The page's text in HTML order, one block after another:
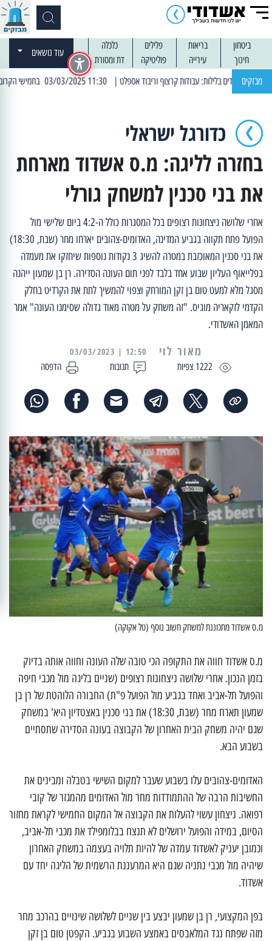
ביטחון בריאות פלילים
כלכלה
חינוך
עירייה פוליטיקה דת ומסורת
עוד נושאים
מבזקים | 11:30 03/03/2025 בחמישי הקרוב: הרחובות בהם תהיה הפסקת חשמל יזומה
כדורגל ישראלי
בחזרה לליגה: מ.ס אשדוד מארחת
את בני סכנין למשחק גורלי
אחרי שלושה ניצחונות רצופים בכל המסגרות כולל ה-4:2 ביום שלישי מול
הפועל פתח תקווה בגביע המדינה, האדומים-צהובים יארחו מחר (שבת, 18:30)
את בני סכנין המאוכזבת במטרה להשיג 3 נקודות נוספות שיחזקו את מעמדה
בפלייאוף העליון שבוע אחד בלבד לפני תום העונה הסדירה. רן בן שמעון ייהנה
מסגל מלא למעט טום בן זקן המורחק וצפוי להמשיך לתת את הקרדיט בחלק
הקדמי לזקאריה מוגיס. "זה משחק על מטרה מאוד גדולה שסימנו העונה" אמר
המאמן האשדודי.
1222 צפיות תגובות הדפסה
מאור לוי 12:50 | 03/03/2023
מ.ס אשדוד מתכוננת למשחק חשוב נוסף (טל אקוקה)
מ.ס אשדוד חווה את התקופה הכי טובה שלה העונה וחווה אותה בדיוק
בזמן הנכון. אחרי שלושה ניצחונות רצופים (שניים בליגה מול מכבי חיפה
והפועל תל-אביב ואחד בגביע מול הפועל פ"ת) החבורה הלוהטת של רן בן
שמעון תארח מחר (שבת, 18:30) את בני סכנין באצטדיון היא' במשחק
שגם יהיה משחק הבית האחרון של הקבוצה בעונה הסדירה שתסתיים
בשבוע הבא.
האדומים-צהובים עלו בשבוע שעבר למקום השישי בטבלה ומבינים את
החשיבות הרבה של ההתמודדות מחר מול האדומים מהמגזר של קובי
רפואה. ניצחון עשוי להעלות את הקבוצה אל המקום החמישי לקראת מחזור
הסיום, במידה והפועל ירושלים לא תנצח בבלומפילד את מכבי תל-אביב,
וכמובן יעניק לאשדוד עמדה של להיות תלויה בעצמה במשחק האחרון
שיהיה מול מכבי נתניה שגם היא המרעננת הרשמית של הליגה יחד עם
אשדוד.
בפן המקצועי, רן בן שמעון יבצע בין שניים לשלושה שינויים בהרכב מחר
מזה שפתח נגד המלאבסים באמצע השבוע בגביע. הקפטן טום בן זקן